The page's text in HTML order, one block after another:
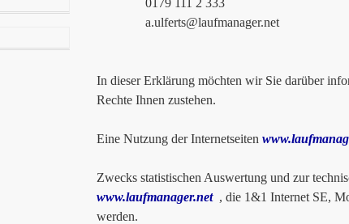
0179 111 2 333
a.ulferts@laufmanager.net
In dieser Erklärung möchten wir Sie darüber
Rechte Ihnen zustehen.
Eine Nutzung der Internetseiten
Zwecks statistischen Auswertung und zur
www.laufmanager.net, die 1&1 Internet SE,
werden.